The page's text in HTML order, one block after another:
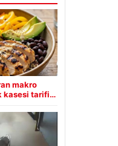
makro
kasesi tarifi…